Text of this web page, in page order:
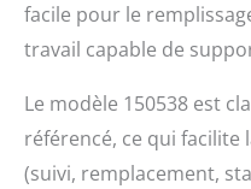
facile pour le
travail capable de
Le modèle 150538 est
référencé, ce qui facilite
(suivi, remplacement,